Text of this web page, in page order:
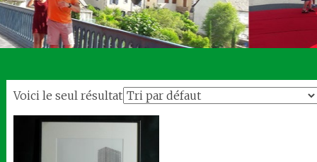
Voici le seul résultat